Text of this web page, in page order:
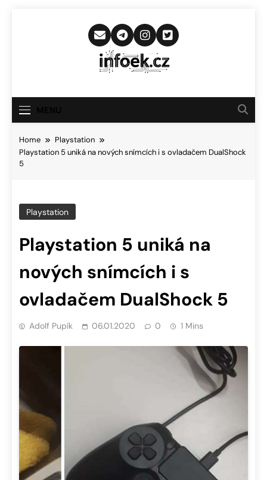
Infoek.cz
Novinkám
Home
Playstation
Playstation 5 uniká na nových snímcích i s ovladačem DualShock
5
Playstation
Playstation 5 uniká na
nových snímcích i s
ovladačem DualShock 5
Adolf Pupík 06.01.2020 0 1 Mins